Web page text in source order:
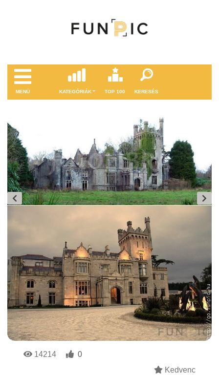
MENÜ KATEGÓRIÁK TOP 100 KERESÉS
14214
0
Kedvenc